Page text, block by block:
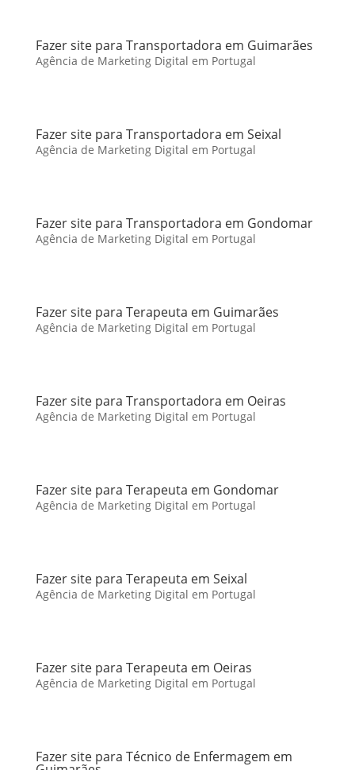
Fazer site para Transportadora em Guimarães
Agência de Marketing Digital em Portugal
Fazer site para Transportadora em Seixal
Agência de Marketing Digital em Portugal
Fazer site para Transportadora em Gondomar
Agência de Marketing Digital em Portugal
Fazer site para Terapeuta em Guimarães
Agência de Marketing Digital em Portugal
Fazer site para Transportadora em Oeiras
Agência de Marketing Digital em Portugal
Fazer site para Terapeuta em Gondomar
Agência de Marketing Digital em Portugal
Fazer site para Terapeuta em Seixal
Agência de Marketing Digital em Portugal
Fazer site para Terapeuta em Oeiras
Agência de Marketing Digital em Portugal
Fazer site para Técnico de Enfermagem em